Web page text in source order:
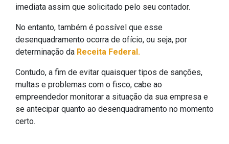
imediata assim que solicitado pelo seu contador.
No entanto, também é possível que esse
desenquadramento ocorra de ofício, ou seja, por
determinação da Receita Federal.
Contudo, a fim de evitar quaisquer tipos de sanções,
multas e problemas com o fisco, cabe ao
empreendedor monitorar a situação da sua empresa e
se antecipar quanto ao desenquadramento no momento
certo.